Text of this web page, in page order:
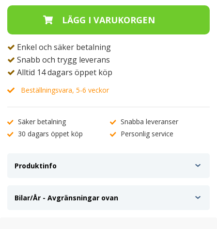
Enkel och säker betalning
Snabb och trygg leverans
Alltid 14 dagars öppet köp
Beställningsvara, 5-6 veckor
Säker betalning
Snabba leveranser
30 dagars öppet köp
Personlig service
Produktinfo
Bilar/År - Avgränsningar ovan